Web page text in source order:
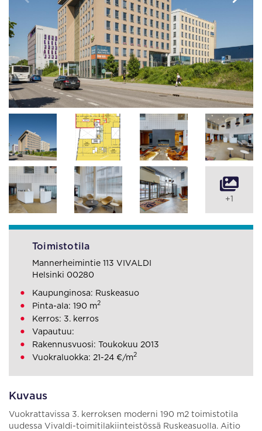
Kuvaus
Vuokrattavissa 3. kerroksen moderni 190 m2 toimistotila
uudessa Vivaldi-toimitilakiinteistössä Ruskeasuolla. Aitio
+1
Toimistotila
Mannerheimintie 113 VIVALDI
Helsinki 00280
Kaupunginosa: Ruskeasuo
Pinta-ala: 190 m2
Kerros: 3. kerros
Vapautuu:
Rakennusvuosi: Toukokuu 2013
Vuokraluokka: 21-24 €/m2